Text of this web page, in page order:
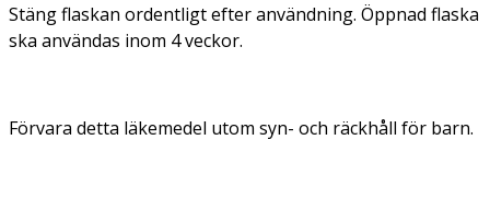
Stäng flaskan ordentligt efter användning. Öppnad flaska
ska användas inom 4 veckor.
Förvara detta läkemedel utom syn- och räckhåll för barn.